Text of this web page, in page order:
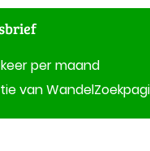
per maand
van